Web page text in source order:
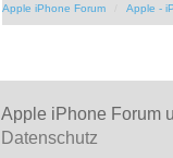
Apple iPhone Forum Apple -
Apple iPhone Forum
Datenschutz